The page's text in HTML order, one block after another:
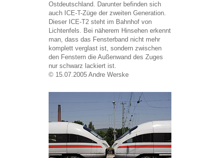
Ostdeutschland. Darunter befinden sich
auch ICE-T-Züge der zweiten Generation.
Dieser ICE-T2 steht im Bahnhof von
Lichtenfels. Bei näherem Hinsehen erkennt
man, dass das Fensterband nicht mehr
komplett verglast ist, sondern zwischen
den Fenstern die Außenwand des Zuges
nur schwarz lackiert ist.
© 15.07.2005 Andre Werske